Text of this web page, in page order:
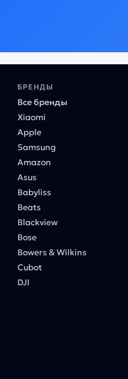
БРЕНДЫ
Все бренды
Xiaomi
Apple
Samsung
Amazon
Asus
Babyliss
Beats
Blackview
Bose
Bowers & Wilkins
Cubot
DJI